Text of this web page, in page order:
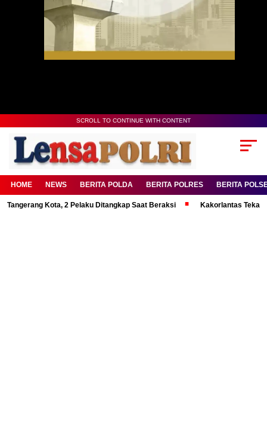
SCROLL TO CONTINUE WITH CONTENT
HOME NEWS BERITA POLDA BERITA POLRES BERITA
Kota, 2 Pelaku Ditangkap Saat Beraksi Kakorlantas Tekankan